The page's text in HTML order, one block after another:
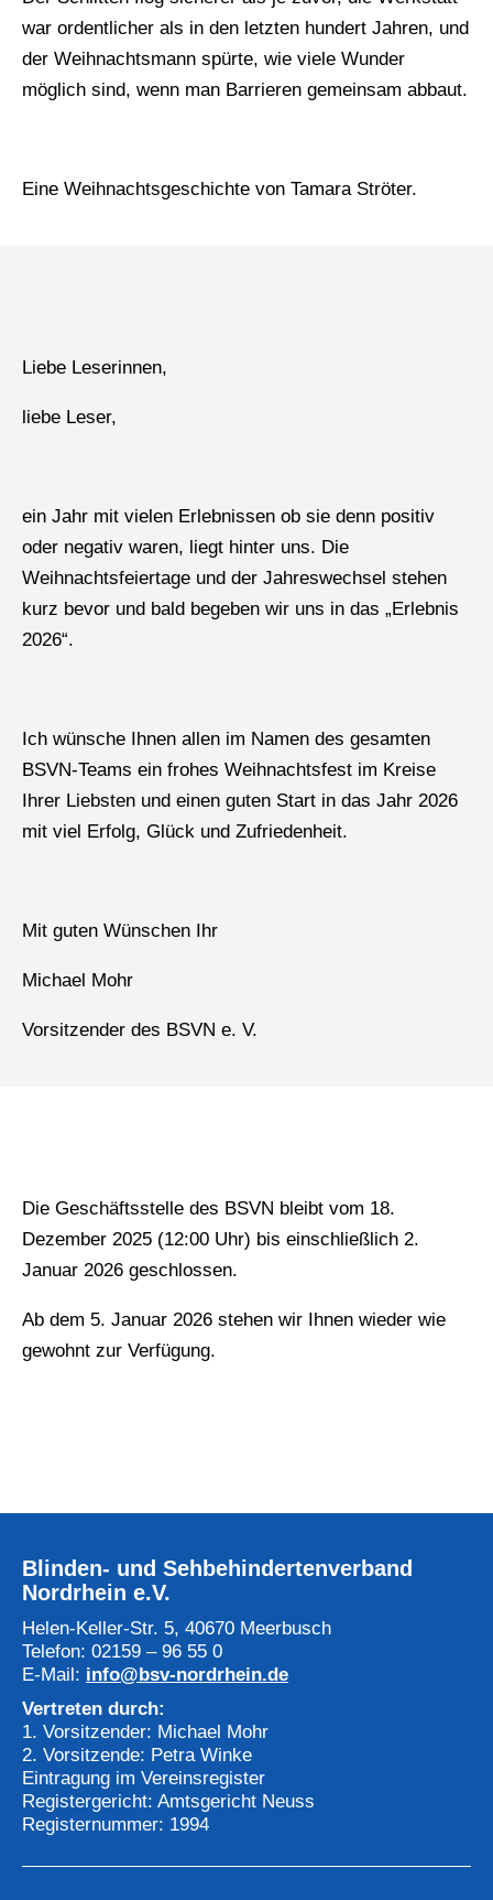
war ordentlicher als in den letzten hundert Jahren, und
der Weihnachtsmann spürte, wie viele Wunder
möglich sind, wenn man Barrieren gemeinsam abbaut.
Eine Weihnachtsgeschichte von Tamara Ströter.
Liebe Leserinnen,
liebe Leser,
ein Jahr mit vielen Erlebnissen ob sie denn positiv
oder negativ waren, liegt hinter uns. Die
Weihnachtsfeiertage und der Jahreswechsel stehen
kurz bevor und bald begeben wir uns in das „Erlebnis
2026“.
Ich wünsche Ihnen allen im Namen des gesamten
BSVN-Teams ein frohes Weihnachtsfest im Kreise
Ihrer Liebsten und einen guten Start in das Jahr 2026
mit viel Erfolg, Glück und Zufriedenheit.
Mit guten Wünschen Ihr
Michael Mohr
Vorsitzender des BSVN e. V.
Die Geschäftsstelle des BSVN bleibt vom 18.
Dezember 2025 (12:00 Uhr) bis einschließlich 2.
Januar 2026 geschlossen.
Ab dem 5. Januar 2026 stehen wir Ihnen wieder wie
gewohnt zur Verfügung.
Blinden- und Sehbehindertenverband
Nordrhein e.V.
Helen-Keller-Str. 5, 40670 Meerbusch
Telefon: 02159 – 96 55 0
E-Mail: info@bsv-nordrhein.de
Vertreten durch:
1. Vorsitzender: Michael Mohr
2. Vorsitzende: Petra Winke
Eintragung im Vereinsregister
Registergericht: Amtsgericht Neuss
Registernummer: 1994